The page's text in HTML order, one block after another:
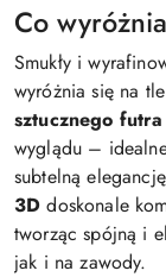
Co
Smukły i
wyróżnia się na
sztucznego futra
wyglądu –
subtelną
3D doskonale
tworząc spójną i
jak i na zawody.